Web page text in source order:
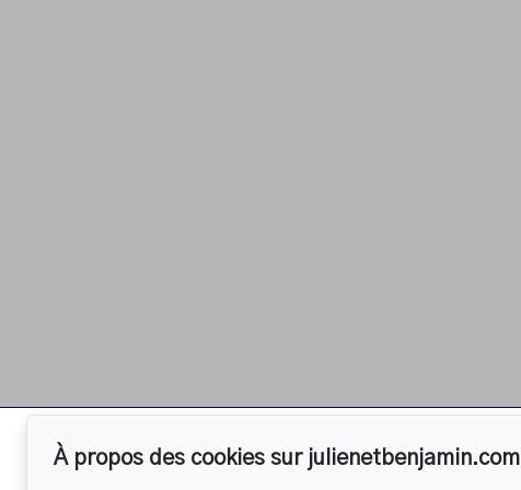
Accueil Pour nous joindre
À propos des cookies sur julienetbenjamin.com